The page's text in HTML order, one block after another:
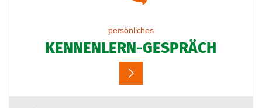
persönliches
KENNENLERN-GESPRÄCH